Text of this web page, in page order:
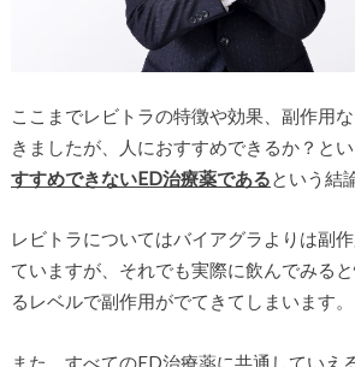
ここまでレビトラの特徴や効果、副作用
きましたが、人におすすめできるか？とい
すすめできないED治療薬であるという結
レビトラについてはバイアグラよりは副
ていますが、それでも実際に飲んでみる
るレベルで副作用がでてきてしまいます。
また、すべてのED治療薬に共通していえ